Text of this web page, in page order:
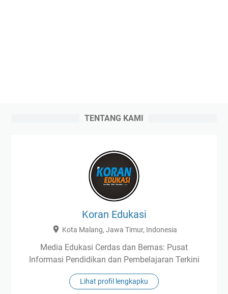
TENTANG KAMI
Koran Edukasi
Kota Malang, Jawa Timur, Indonesia
Media Edukasi Cerdas dan Bernas: Pusat
Informasi Pendidikan dan Pembelajaran Terkini
Lihat profil lengkapku